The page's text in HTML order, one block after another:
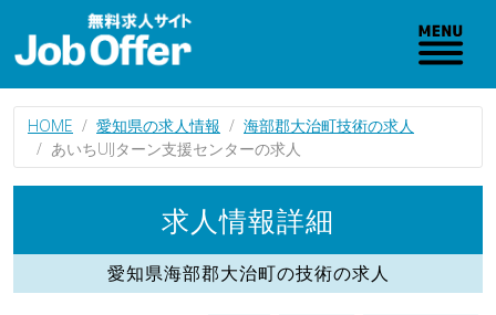
HOME 愛知県の求人情報
海部郡大治町技術の求人
あいちUIJターン支援センターの求人
求人情報詳細
愛知県海部郡大治町の技術の求人